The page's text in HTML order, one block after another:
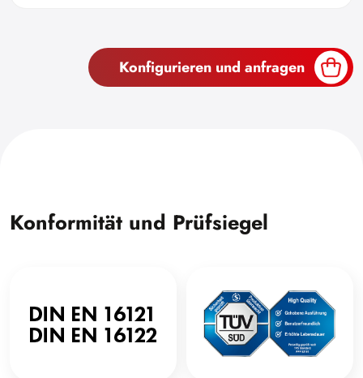
Konfigurieren und anfragen
Konformität und Prüfsiegel